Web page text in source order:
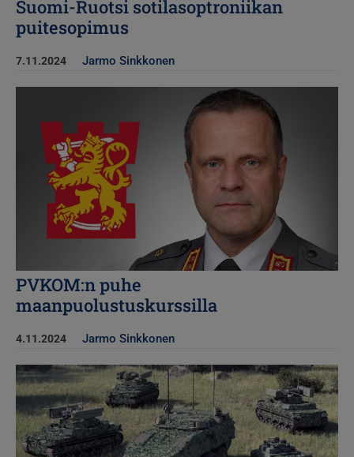
Suomi-Ruotsi sotilasoptroniikan
puitesopimus
7.11.2024 Jarmo Sinkkonen
PVKOM:n puhe
maanpuolustuskurssilla
4.11.2024 Jarmo Sinkkonen
Kuva